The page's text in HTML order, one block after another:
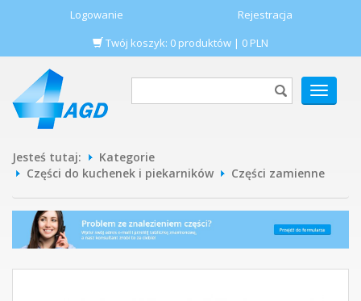
Logowanie
Rejestracja
Twój koszyk: 0 produktów | 0 PLN
POKAŻ
MENU
Jesteś tutaj:
Kategorie
Części do kuchenek i piekarników
Części zamienne